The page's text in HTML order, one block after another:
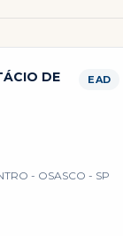
DE
EAD
- OSASCO - SP